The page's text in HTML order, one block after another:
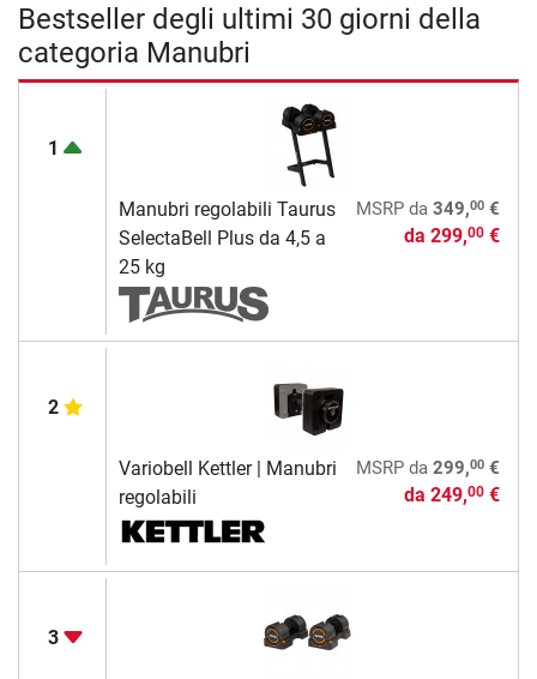
Bestseller degli ultimi 30 giorni della
categoria Manubri
1
Manubri regolabili Taurus
SelectaBell Plus da 4,5 a
25 kg
MSRPda 349,00€
da 299,00€
2
Variobell Kettler | Manubri
regolabili
MSRPda 299,00€
da 249,00€
3